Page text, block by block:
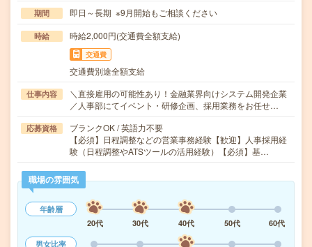
期間 即日～長期 ※9月開始もご相談ください
時給 時給2,000円(交通費全額支給)
交通費
交通費別途全額支給
仕事内容
＼直接雇用の可能性あり！金融業界向けシステム開発企業
／人事部にてイベント・研修企画、採用業務をお任せ…
応募資格
ブランクOK / 英語力不要
【必須】日程調整などの営業事務経験【歓迎】人事採用経
験（日程調整やATSツールの活用経験）【必須】基…
職場の雰囲気
年齢層
20代
30代 40代 50代
60代
男女比率